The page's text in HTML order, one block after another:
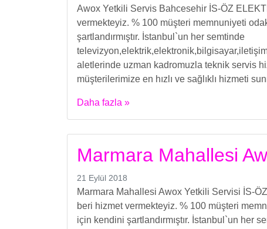
Awox Yetkili Servis Bahcesehir İS-ÖZ
vermekteyiz. % 100 müşteri memnuniyeti
şartlandırmıştır. İstanbul`un her semtinde
aletlerinde uzman kadromuzla teknik servis
müşterilerimize en hızlı ve sağlıklı hizmeti
Daha fazla »
Marmara Mahallesi
21 Eylül 2018
Marmara Mahallesi Awox Yetkili Servisi İS-
beri hizmet vermekteyiz. % 100 müşteri
için kendini şartlandırmıştır. İstanbul`un her